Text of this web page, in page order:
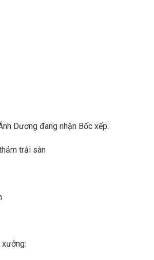
Dương đang nhận Bốc xếp:
trải sàn